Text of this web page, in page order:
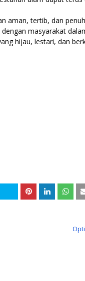
aman, tertib, dan
masyarakat
hijau, lestari, dan